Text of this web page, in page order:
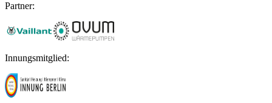
Partner:
Innungsmitglied: